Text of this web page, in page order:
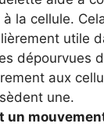
la cellule.
utile
dépourvues
aux
une.
un